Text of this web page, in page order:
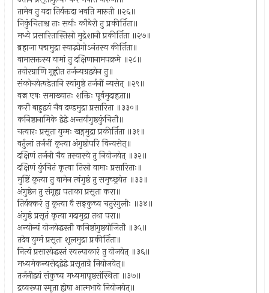
तामेव तु यदा तिर्यक्तदा भवति मारुती ॥२६॥
निकुंचिताश्च ताः सर्वाः कौबेरी तु प्रकीर्तिता॥
मध्ये प्रसारितास्तिस्रो मुद्रेशानी प्रकीर्तिता ॥२७॥
ब्रह्मजा पद्ममुद्रा स्याद्भोगोऽनंतस्य कीर्तिता॥
वामासक्तस्य वामां तु दक्षिणानामपक्रमे ॥२८॥
तयोरग्राणि गृह्णीत तर्जन्यग्रद्वयेन तु॥
संकोचयेत्षडेतानि स्वांगुष्ठे तर्जनीं न्यसेत् ॥२९॥
वज्र एषः समाख्यातः शक्तिः पूर्वमुदाहृता॥
करौ बाहुद्वयं चैव दण्डमुद्रा प्रसारिता ॥३३०॥
कनिष्ठानामिके द्वेद्वे अन्तर्यांगुष्ठकुंचितौ॥
चत्वारः प्रसृता युग्मः खड्गमुद्रा प्रकीर्तिता ॥३१॥
वर्तुलां तर्जनीं कृत्वा अंगुष्ठोपरि विन्यसेत्॥
दक्षिणं तर्जनी चैव तस्यास्ये तु नियोजयेत् ॥३२॥
दक्षिणं कुंचितं कृत्वा तिस्रो वामाः प्रसारिताः॥
मुष्टिं कृत्वा तु वामेन त्वंगुष्ठं तु समुच्छ्रयेत ॥३३॥
अंगुष्ठेन तु संगृह्य पताका प्रसृता करा॥
तिर्यक्करं तु कृत्वा वै सङ्कुच्य चतुरंगुलीः ॥३४॥
अंगुष्ठं प्रसृतं कृत्वा गदामुद्रा तथा परा॥
अन्योन्यं योजयेद्धस्तौ कनिष्ठांगुष्ठयोजितौ ॥३५॥
तदेव युग्मं प्रसृता शूलमुद्रा प्रकीर्तिता॥
नित्यं प्रसारयेद्धस्तं स्वल्पाकारं तु योजयेत् ॥३६॥
मध्यमेकन्यसेद्द्वेद्वे प्रसृताग्रे नियोजयेत्॥
तर्जनीद्वयं संकुच्य मध्यमापृष्ठसंस्थिता ॥३७॥
द्रव्यरूपा स्मृता ह्येषा आत्मभावे नियोजयेत्॥